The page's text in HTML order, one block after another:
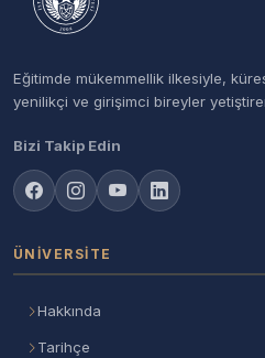
Eğitimde mükemmellik ilkesiyle,
yenilikçi ve girişimci bireyler
Bizi Takip Edin
ÜNIVERSITE
Hakkında
Tarihçe